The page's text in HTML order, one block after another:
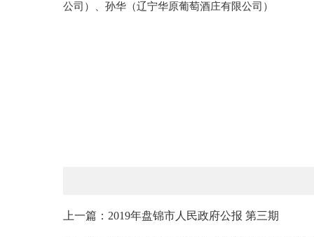
公司）、孙华（辽宁华原葡萄酒庄有限公司）
上一篇：2019年盘锦市人民政府公报 第三期